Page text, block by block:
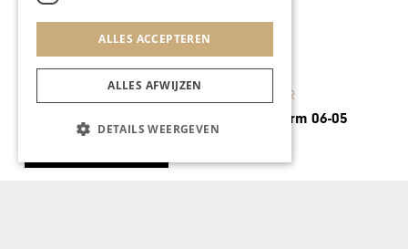
KUNST & CULTUUR
Vastgoedplatform 06-05
ALLES ACCEPTEREN
ALLES AFWIJZEN
DETAILS WEERGEVEN